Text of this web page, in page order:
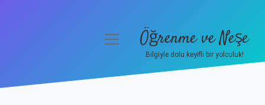
menüyüÖğrenme ve Neşe
Bilgiyle dolu keyifli bir yolculuk!